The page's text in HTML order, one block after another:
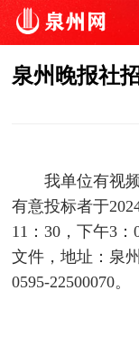
泉州晚报社
我单位有视
有意投标者于
11：30，下午3
文件，地址：泉
0595-22500070。